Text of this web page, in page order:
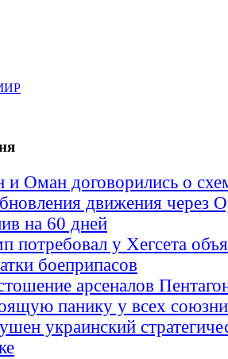
и Оман договорились о
движения через
на 60 дней
потребовал у Хегсета
боеприпасов
арсеналов
панику у всех
украинский